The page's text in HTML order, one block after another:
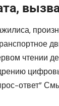
чтении
ответ”